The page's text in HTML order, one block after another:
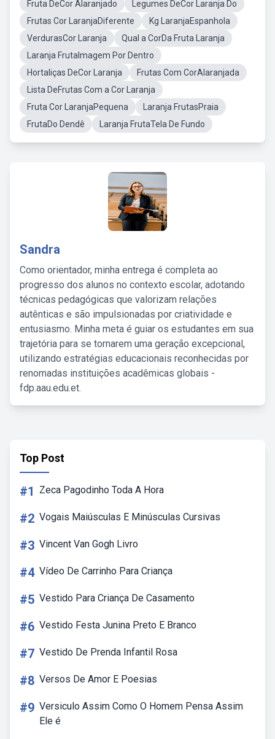
Fruta DeCor Alaranjado
Legumes DeCor Laranja Do
Frutas Cor LaranjaDiferente
Kg LaranjaEspanhola
VerdurasCor Laranja
Qual a CorDa Fruta Laranja
Laranja FrutaImagem Por Dentro
Hortaliças DeCor Laranja
Frutas Com CorAlaranjada
Lista DeFrutas Com a Cor Laranja
Fruta Cor LaranjaPequena
Laranja FrutasPraia
FrutaDo Dendê
Laranja FrutaTela De Fundo
Sandra
Como orientador, minha entrega é completa ao
progresso dos alunos no contexto escolar, adotando
técnicas pedagógicas que valorizam relações
autênticas e são impulsionadas por criatividade e
entusiasmo. Minha meta é guiar os estudantes em sua
trajetória para se tornarem uma geração excepcional,
utilizando estratégias educacionais reconhecidas por
renomadas instituições acadêmicas globais -
fdp.aau.edu.et.
Top Post
#1 Zeca Pagodinho Toda A Hora
#2 Vogais Maiúsculas E Minúsculas Cursivas
#3 Vincent Van Gogh Livro
#4 Vídeo De Carrinho Para Criança
#5 Vestido Para Criança De Casamento
#6 Vestido Festa Junina Preto E Branco
#7 Vestido De Prenda Infantil Rosa
#8 Versos De Amor E Poesias
#9 Versiculo Assim Como O Homem Pensa Assim
Ele é